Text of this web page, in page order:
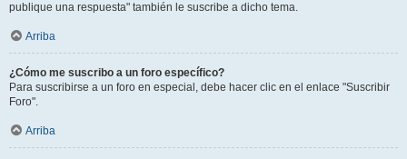
publique una respuesta" también le suscribe a dicho tema.
Arriba
¿Cómo me suscribo a un foro específico?
Para suscribirse a un foro en especial, debe hacer clic en el enlace "Suscribir
Foro".
Arriba